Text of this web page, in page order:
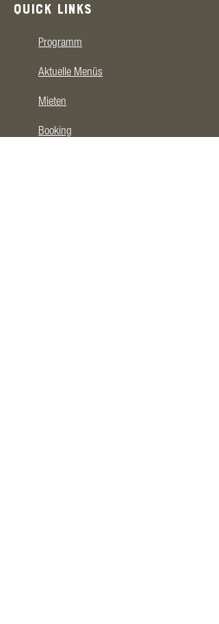
QUICK LINKS
Programm
Aktuelle Menüs
Mieten
Booking